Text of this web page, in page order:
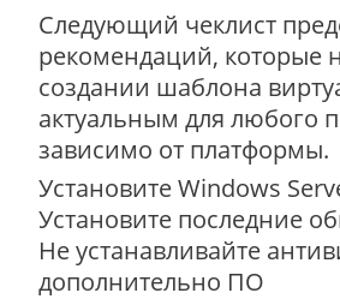
Следующий чеклист
рекомендаций, которые
создании шаблона
актуальным для любого
зависимо от платформы.
Установите Windows
Установите последние
Не устанавливайте
дополнительно ПО